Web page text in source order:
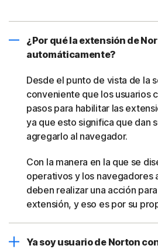
¿Por qué la extensión de
automáticamente?
Desde el punto de vista de la
conveniente que los usuarios
pasos para habilitar las
ya que esto significa que dan
agregarlo al navegador.
Con la manera en la que se
operativos y los navegadores
deben realizar una acción
extensión, y eso es por su
Ya soy usuario de Norton